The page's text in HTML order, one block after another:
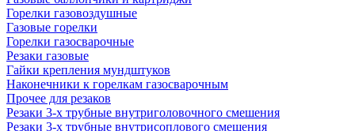
Горелки газовоздушные
Газовые горелки
Горелки газосварочные
Резаки газовые
Гайки крепления мундштуков
Наконечники к горелкам газосварочным
Прочее для резаков
Резаки 3-х трубные внутриголовочного смешения
Резаки 3-х трубные внутрисоплового смешения